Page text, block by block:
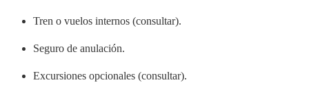
Tren o vuelos internos (consultar).
Seguro de anulación.
Excursiones opcionales (consultar).